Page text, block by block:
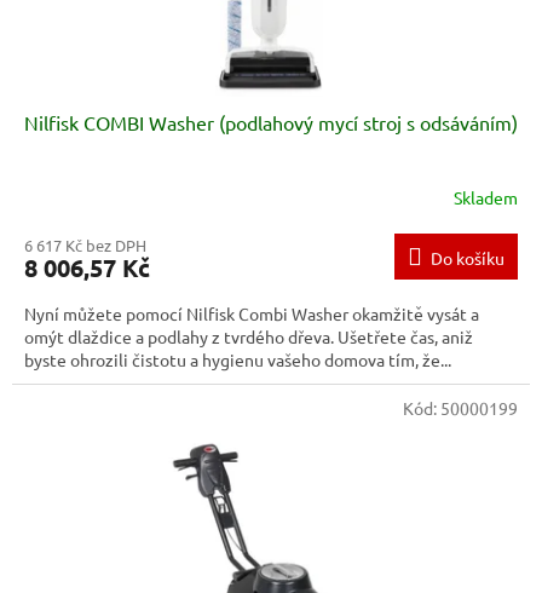
Nilfisk COMBI Washer (podlahový mycí stroj s odsáváním)
Skladem
6 617 Kč bez DPH
8 006,57 Kč Do košíku
Nyní můžete pomocí Nilfisk Combi Washer okamžitě vysát a
omýt dlaždice a podlahy z tvrdého dřeva. Ušetřete čas, aniž
byste ohrozili čistotu a hygienu vašeho domova tím, že...
Kód: 50000199